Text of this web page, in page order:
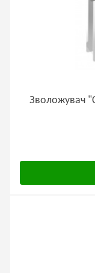
Зволожувач